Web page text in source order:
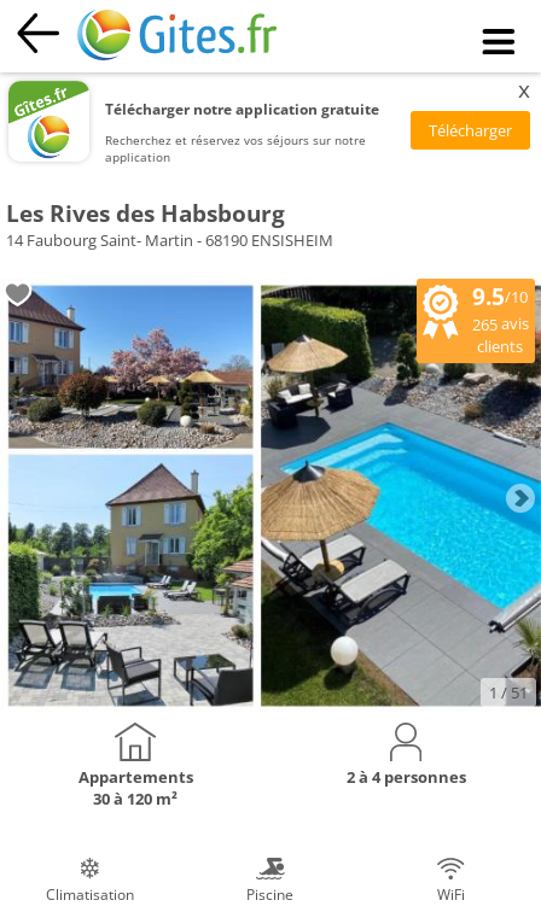
Télécharger notre application gratuite
Recherchez et réservez vos séjours sur notre
application
x
Les Rives des Habsbourg
14 Faubourg Saint- Martin - 68190 ENSISHEIM
9.5/10
265avis
clients
1 / 51
Appartements
30 à 120 m²
2 à 4 personnes
Climatisation Piscine WiFi